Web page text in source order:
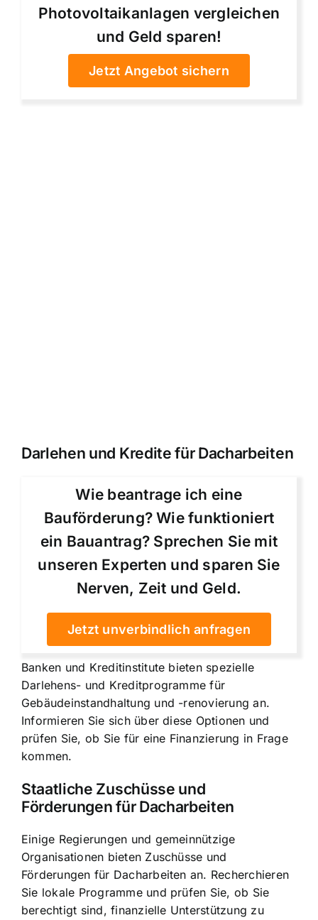
Photovoltaikanlagen vergleichen
und Geld sparen!
Jetzt Angebot sichern
Darlehen und Kredite für Dacharbeiten
Wie beantrage ich eine
Bauförderung? Wie funktioniert
ein Bauantrag? Sprechen Sie mit
unseren Experten und sparen Sie
Nerven, Zeit und Geld.
Jetzt unverbindlich anfragen
Banken und Kreditinstitute bieten spezielle
Darlehens- und Kreditprogramme für
Gebäudeinstandhaltung und -renovierung an.
Informieren Sie sich über diese Optionen und
prüfen Sie, ob Sie für eine Finanzierung in Frage
kommen.
Staatliche Zuschüsse und
Förderungen für Dacharbeiten
Einige Regierungen und gemeinnützige
Organisationen bieten Zuschüsse und
Förderungen für Dacharbeiten an. Recherchieren
Sie lokale Programme und prüfen Sie, ob Sie
berechtigt sind, finanzielle Unterstützung zu